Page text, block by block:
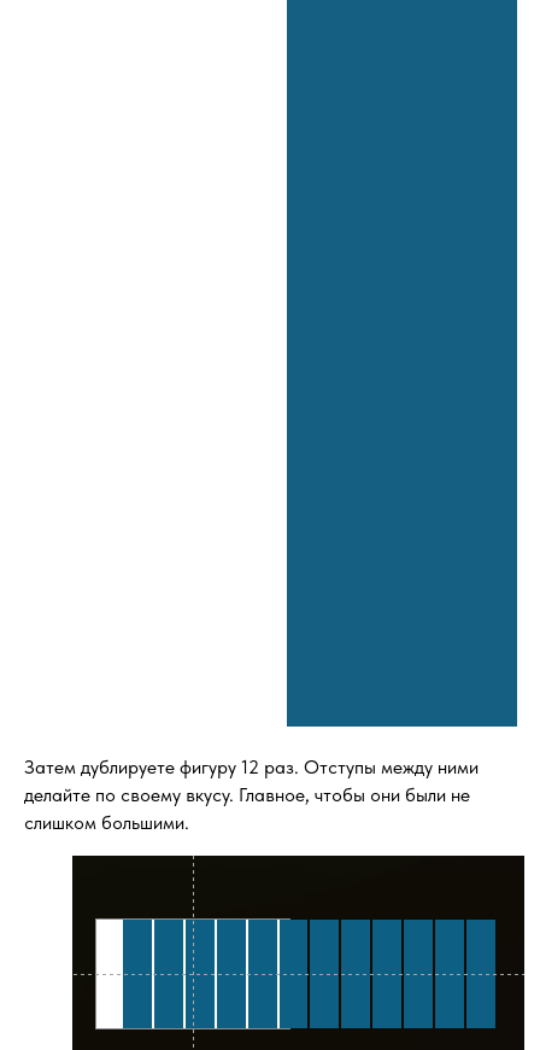
Затем дублируете фигуру 12 раз. Отступы между ними
делайте по своему вкусу. Главное, чтобы они были не
слишком большими.